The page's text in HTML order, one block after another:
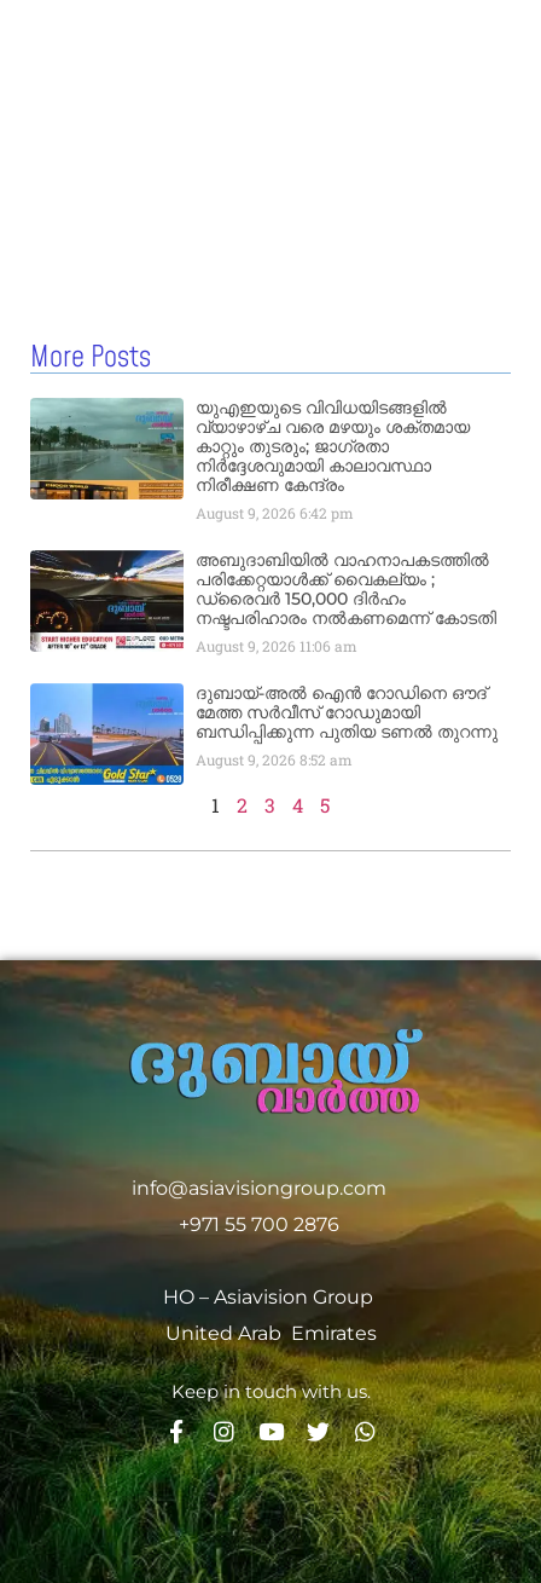
More Posts
യുഎഇയുടെ വിവിധയിടങ്ങളിൽ
വ്യാഴാഴ്ച വരെ മഴയും ശക്തമായ
കാറ്റും തുടരും; ജാഗ്രതാ
നിർദ്ദേശവുമായി കാലാവസ്ഥാ
നിരീക്ഷണ കേന്ദ്രം
August 9, 20266:42 pm
അബുദാബിയിൽ വാഹനാപകടത്തിൽ
പരിക്കേറ്റയാൾക്ക് വൈകല്യം ;
ഡ്രൈവർ 150,000 ദിർഹം
നഷ്ടപരിഹാരം നൽകണമെന്ന് കോടതി
August 9, 2026 11:06 am
ദുബായ്-അൽ ഐൻ റോഡിനെ ഔദ്
മേത്ത സർവീസ് റോഡുമായി
ബന്ധിപ്പിക്കുന്ന പുതിയ ടണൽ തുറന്നു
August 9, 20268:52 am
1 2 3 4 5
info@asiavisiongroup.com
+971 55 700 2876
HO – Asiavision Group
United Arab Emirates
Keep in touch with us.